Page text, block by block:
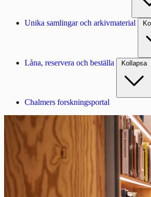
Unika samlingar och arkivmaterial
Låna, reservera och beställa Kollapsa
Chalmers forskningsportal